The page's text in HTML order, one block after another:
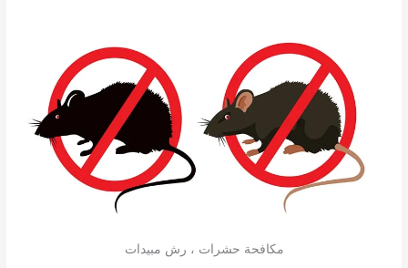
مكافحة حشرات ، رش مبيدات